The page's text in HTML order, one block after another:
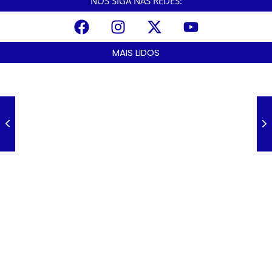
MAIS LIDOS